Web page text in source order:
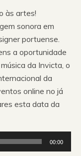
às artes!
sonora em
portuense.
a oportunidade
da Invicta, o
da
online no já
esta data da
00:00